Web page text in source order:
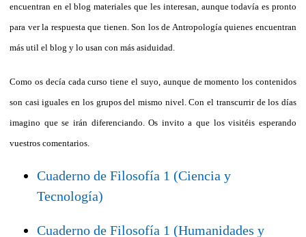
encuentran en el blog materiales que les interesan, aunque todavía es pronto
para ver la respuesta que tienen. Son los de Antropología quienes encuentran
más util el blog y lo usan con más asiduidad.
Como os decía cada curso tiene el suyo, aunque de momento los contenidos
son casi iguales en los grupos del mismo nivel. Con el transcurrir de los días
imagino que se irán diferenciando. Os invito a que los visitéis esperando
vuestros comentarios.
Cuaderno de Filosofía 1 (Ciencia y
Tecnología)
Cuaderno de Filosofía 1 (Humanidades y